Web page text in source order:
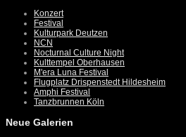
Konzert
Festival
Kulturpark Deutzen
NCN
Nocturnal Culture Night
Kulttempel Oberhausen
M'era Luna Festival
Flugplatz Drispenstedt Hildesheim
Amphi Festival
Tanzbrunnen Köln
Neue Galerien